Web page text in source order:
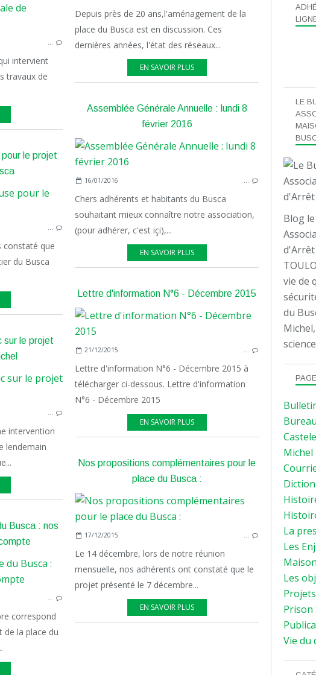
Depuis près de 20 ans,l'aménagement de la
place du Busca est en discussion. Ces
dernières années, l'état des réseaux...
EN SAVOIR PLUS
MEDIA
…
intervient
travaux de
Assemblée Générale Annuelle : lundi 8
février 2016
16/01/2016 …
Chers adhérents et habitants du Busca
souhaitant mieux connaître notre association,
(pour adhérer, c'est içi),...
EN SAVOIR PLUS
le projet
PLACE
…
constaté que
du Busca
Lettre d'information N°6 - Décembre 2015
21/12/2015 …
Lettre d'information N°6 - Décembre 2015 à
télécharger ci-dessous. Lettre d'information
N°6 - Décembre 2015
EN SAVOIR PLUS
sur le projet
PRISON
…
intervention
lendemain
Nos propositions complémentaires pour le
place du Busca :
17/12/2015 …
Le 14 décembre, lors de notre réunion
mensuelle, nos adhérents ont constaté que le
projet présenté le 7 décembre...
EN SAVOIR PLUS
Busca : nos
PLACE
…
correspond
de la place du
LE
Blog
d'Arrêt
vie de
du
Bureau
Michel
La
Les
Les
Prison
Vie du